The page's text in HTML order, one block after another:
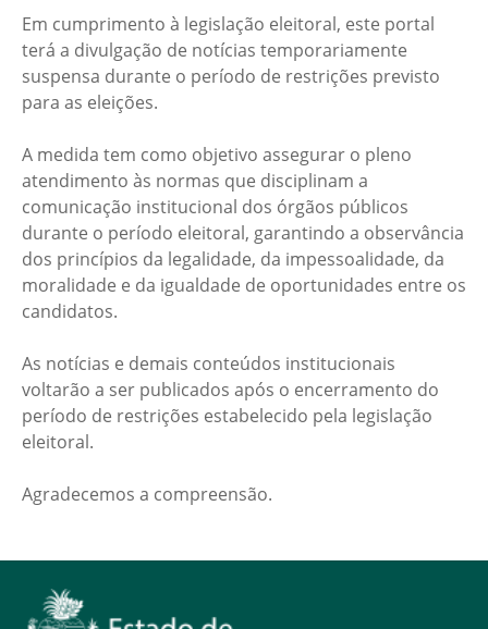
Em cumprimento à legislação eleitoral, este portal
terá a divulgação de notícias temporariamente
suspensa durante o período de restrições previsto
para as eleições.
A medida tem como objetivo assegurar o pleno
atendimento às normas que disciplinam a
comunicação institucional dos órgãos públicos
durante o período eleitoral, garantindo a observância
dos princípios da legalidade, da impessoalidade, da
moralidade e da igualdade de oportunidades entre os
candidatos.
As notícias e demais conteúdos institucionais
voltarão a ser publicados após o encerramento do
período de restrições estabelecido pela legislação
eleitoral.
Agradecemos a compreensão.